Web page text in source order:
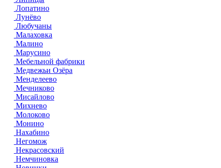
Лопатино
Лунёво
Любучаны
Малаховка
Малино
Марусино
Мебельной фабрики
Медвежьи Озёра
Менделеево
Мечниково
Мисайлово
Михнево
Молоково
Монино
Нахабино
Негомож
Некрасовский
Немчиновка